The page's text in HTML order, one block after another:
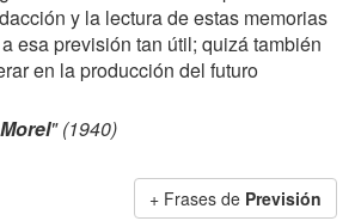
y la lectura de estas memorias
esa previsión tan útil; quizá también
en la producción del futuro
" (1940)
+ Frases de Previsión